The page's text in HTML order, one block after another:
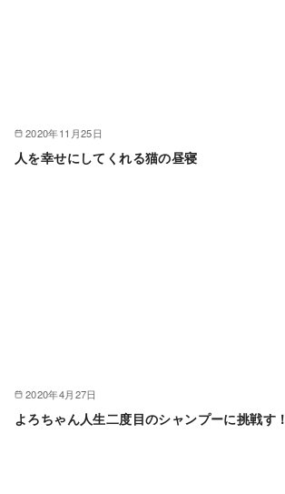
2020年11月25日
人を幸せにしてくれる猫の昼寝
2020年4月27日
よろちゃん人生二度目のシャンプーに挑戦す！